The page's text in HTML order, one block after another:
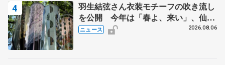
羽生結弦さん衣装モチーフの吹き流し
を公開 今年は「春よ、来い」、仙台
の瑞鳳殿
ニュース 2026.08.06